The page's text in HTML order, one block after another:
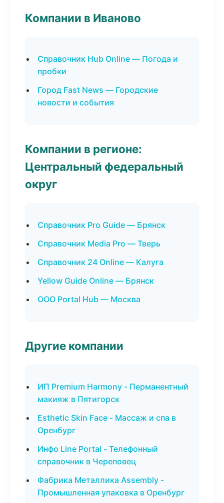
Компании в Иваново
Справочник Hub Online — Погода и
пробки
Город Fast News — Городские
новости и события
Компании в регионе:
Центральный федеральный
округ
Справочник Pro Guide — Брянск
Справочник Media Pro — Тверь
Справочник 24 Online — Калуга
Yellow Guide Online — Брянск
ООО Portal Hub — Москва
Другие компании
ИП Premium Harmony - Перманентный
макияж в Пятигорск
Esthetic Skin Face - Массаж и спа в
Оренбург
Инфо Line Portal - Телефонный
справочник в Череповец
Фабрика Металлика Assembly -
Промышленная упаковка в Оренбург